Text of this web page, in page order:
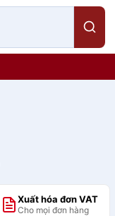
Xuất hóa đơn VAT
Cho mọi đơn hàng